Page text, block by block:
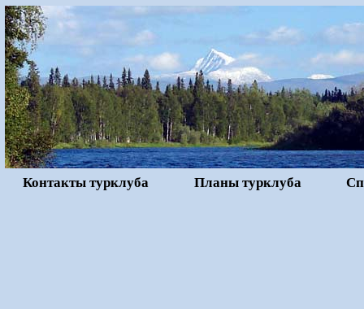
Контакты турклуба Планы турклуба